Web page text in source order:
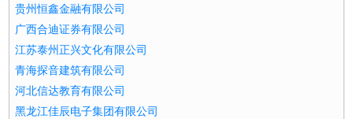
贵州恒鑫金融有限公司
广西合迪证券有限公司
江苏泰州正兴文化有限公司
青海探音建筑有限公司
河北信达教育有限公司
黑龙江佳辰电子集团有限公司